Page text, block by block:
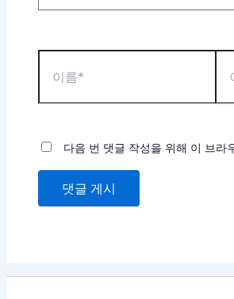
다음 번 댓글 작성을 위해 이 브라